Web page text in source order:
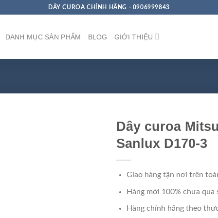
DÂY CUROA CHÍNH HÃNG - 0906999843
DANH MỤC SẢN PHẨM BLOG GIỚI THIỆU
Dây curoa
Sanlux D170-3
Giao hàng tận nơi trên
Hàng mới 100% chưa qua
Hàng chính hãng theo